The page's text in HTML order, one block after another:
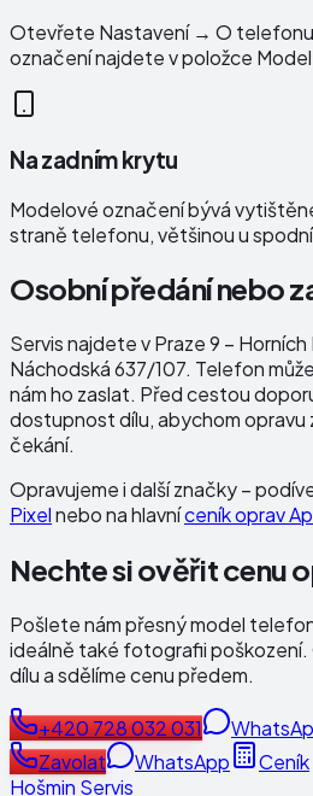
Otevřete Nastavení → O
označení najdete v položce
Na zadním krytu
Modelové označení bývá
straně telefonu, většinou u
Osobní předání nebo
Servis najdete v Praze 9 –
Náchodská 637/107. Telefon
nám ho zaslat. Před cestou
dostupnost dílu, abychom
čekání.
Opravujeme i další značky –
Pixelnebo na hlavníceník oprav
Nechte si ověřit cenu
Pošlete nám přesný model
ideálně také fotografii
dílu a sdělíme cenu předem.
+420 728 032 031
Zavolat
WhatsApp
Ceník
Hošmin Servis